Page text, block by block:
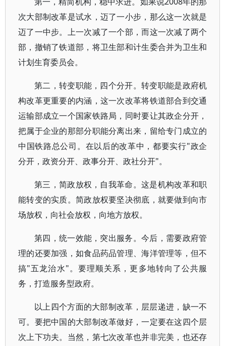
次大部制改革是试水，迈了一小步，那么这一次就是
迈了一中步。上一次减了一个部，而这一次减了两个
部，撤销了铁道部，将卫生部和计生委合并为卫生和
计划生育委员会。
第二，转变职能，四个分开。转变职能是政府机
构改革更重要的内涵，这一次改革将铁道部合到交通
运输部成立一个国家铁路局，同时要让其政企分开，
把属于企业的那部分职能分离出来，留给专门成立的
中国铁路总公司。在以后的改革中，都要实行"政企
分开，政资分开、政事分开、政社分开"。
第三，简政放权，自我革命。这是机构改革和职
能转变的实质。简政放权要坚决彻底，就要做到向市
场放权，向社会放权，向地方放权。
第四，统一效能，突出服务。今后，需要政府管
理的还要加强，如食品药品管理、海洋管理等，但不
搞"五龙治水"。要理顺关系，更多地转向了公共服
务，打造服务型政府。
以上四个方面的大部制改革，层层递进，缺一不
可。要把中国的大部制改革做好，一定要在这四个层
次上下功夫。当然，第七次改革也并非完美，也还存